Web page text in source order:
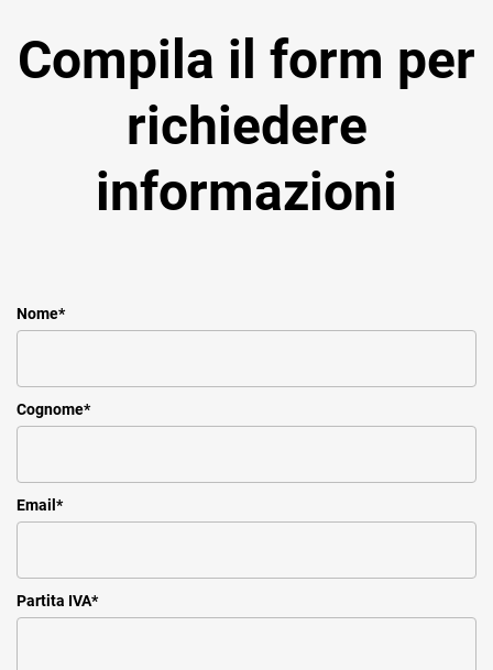
Compila il form per
richiedere
informazioni
Nome*
Cognome*
Email *
Partita IVA*